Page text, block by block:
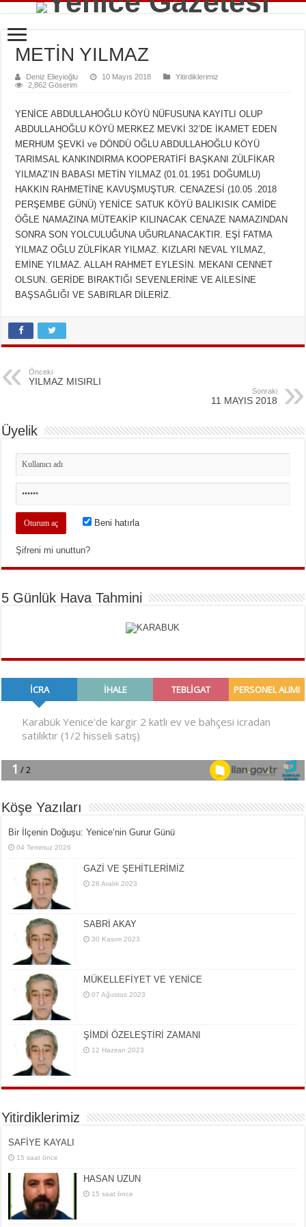
METİN YILMAZ
Deniz Elieyioğlu 10 Mayıs 2018
Yitirdiklerimiz
2,862 Göserim
YENİCE ABDULLAHOĞLU KÖYÜ NÜFUSUNA KAYITLI OLUP
ABDULLAHOĞLU KÖYÜ MERKEZ MEVKİ 32’DE İKAMET EDEN
MERHUM ŞEVKİ ve DÖNDÜ OĞLU ABDULLAHOĞLU KÖYÜ
TARIMSAL KANKINDIRMA KOOPERATİFİ BAŞKANI ZÜLFİKAR
YILMAZ’IN BABASI METİN YILMAZ (01.01.1951 DOĞUMLU)
HAKKIN RAHMETİNE KAVUŞMUŞTUR. CENAZESİ (10.05 .2018
PERŞEMBE GÜNÜ) YENİCE SATUK KÖYÜ BALIKISIK CAMİDE
ÖĞLE NAMAZINA MÜTEAKİP KILINACAK CENAZE NAMAZINDAN
SONRA SON YOLCULUĞUNA UĞURLANACAKTIR. EŞİ FATMA
YILMAZ OĞLU ZÜLFİKAR YILMAZ. KIZLARI NEVAL YILMAZ,
EMİNE YILMAZ. ALLAH RAHMET EYLESİN. MEKANI CENNET
OLSUN. GERİDE BIRAKTIĞI SEVENLERİNE VE AİLESİNE
BAŞSAĞLIĞI VE SABIRLAR DİLERİZ.
Önceki
YILMAZ MISIRLI
Sonraki
11 MAYIS 2018
Üyelik
Beni hatırla
Şifreni mi unuttun?
5 Günlük Hava Tahmini
Köşe Yazıları
Bir İlçe­nin Do­ğu­şu: Ye­ni­ce’nin Gurur Günü
04 Temmuz 2026
GAZİ VE ŞEHİTLERİMİZ
28 Aralık 2023
SABRİ AKAY
30 Kasım 2023
MÜKELLEFİYET VE YENİCE
07 Ağustos 2023
ŞİMDİ ÖZELEŞTİRİ ZAMANI
12 Haziran 2023
Yitirdiklerimiz
SAFİYE KAYALI
15 saat önce
HASAN UZUN
15 saat önce